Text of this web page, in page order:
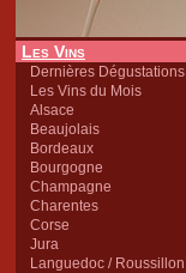
Les Vins
Dernières Dégustations
Les Vins du Mois
Alsace
Beaujolais
Bordeaux
Bourgogne
Champagne
Charentes
Corse
Jura
Languedoc / Roussillon